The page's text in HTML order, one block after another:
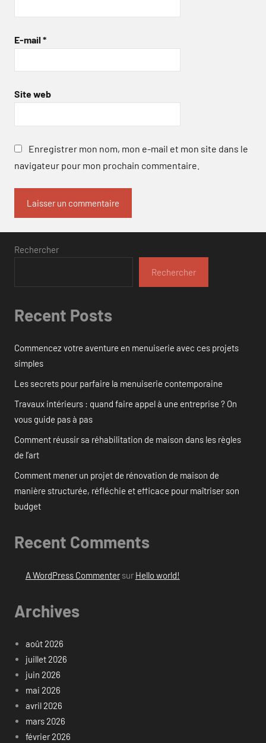
E-mail *
Site web
Enregistrer mon nom, mon e-mail et mon site dans le
navigateur pour mon prochain commentaire.
Rechercher
Rechercher
Recent Posts
Commencez votre aventure en menuiserie avec ces projets
simples
Les secrets pour parfaire la menuiserie contemporaine
Travaux intérieurs : quand faire appel à une entreprise ? On
vous guide pas à pas
Comment réussir sa réhabilitation de maison dans les règles
de l’art
Comment mener un projet de rénovation de maison de
manière structurée, réfléchie et efficace pour maîtriser son
budget
Recent Comments
A WordPress Commentersur Hello world!
Archives
août 2026
juillet 2026
juin 2026
mai 2026
avril 2026
mars 2026
février 2026